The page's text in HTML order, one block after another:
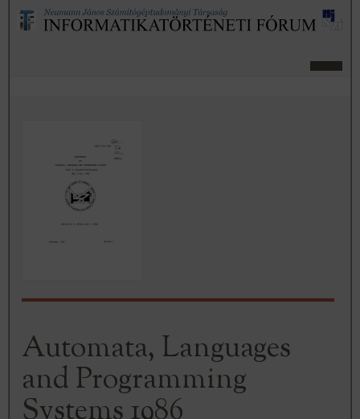
Automata, Languages
and Programming